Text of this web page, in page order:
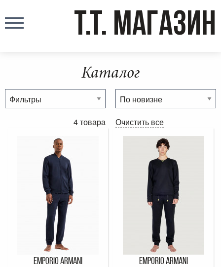
T.T. МАГАЗИН
Каталог
4 товара Очистить все
EMPORIO ARMANI
EMPORIO ARMANI